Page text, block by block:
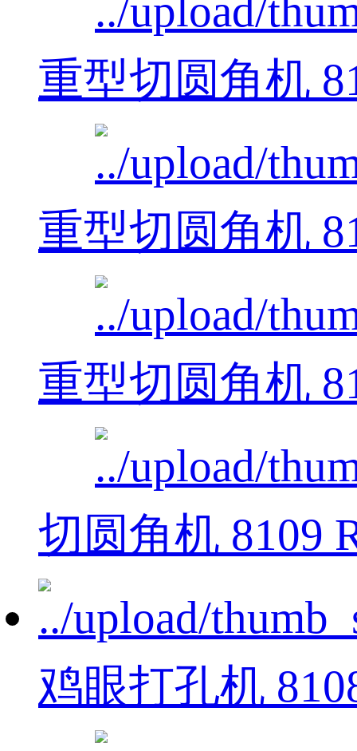
重型切圆角机
重型切圆角机
重型切圆角机
切圆角机 8109
鸡眼打孔机